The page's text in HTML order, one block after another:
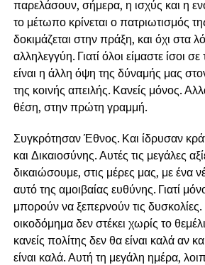
παρελάσουν, σήμερα, η ισχύς και η
το μέτωπο κρίνεται ο πατριωτισμός
δοκιμάζεται στην πράξη, και όχι στα
αλληλεγγύη. Γιατί όλοι είμαστε ίσοι
είναι η άλλη όψη της δύναμής μας
της κοινής απειλής. Κανείς μόνος.
θέση, στην πρώτη γραμμή.
Συγκρότησαν Έθνος. Και ίδρυσαν
και Δικαιοσύνης. Αυτές τις μεγάλες
δικαιώσουμε, στις μέρες μας, με ένα
αυτό της αμοιβαίας ευθύνης. Γιατί
μπορούν να ξεπερνούν τις
οικοδόμημα δεν στέκει χωρίς το
κανείς πολίτης δεν θα είναι καλά αν
είναι καλά. Αυτή τη μεγάλη ημέρα,